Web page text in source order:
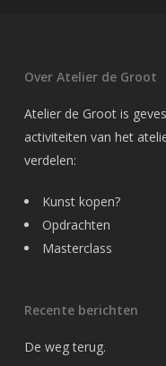
Over Atelier de Groot
Atelier de Groot is
activiteiten van het
verdelen:
Kunst kopen?
Opdrachten
Masterclass
Recente berichten
De weg terug.